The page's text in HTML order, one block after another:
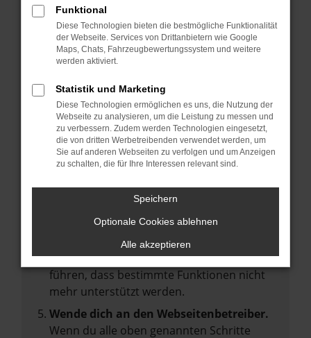
deine Suchmaschine?
Prüfe deine Browsererweiterungen.
Manche Erweiterungen, wie Werbeblocker,
können das Laden bestimmter Seiten
anderen Browser oder in einem privaten
Fenster?
Starte dein Gerät neu.
Das kann manchmal helfen,
vorübergehende Probleme zu beheben.
Stelle sicher, dass dein Browser und dein
Betriebssystem auf dem neuesten Stand
Veraltete Software birgt nicht nur ein
Sicherheitsrisiko, sondern kann auch dazu
führen, dass bestimmte Funktionen nicht
mehr unterstützt werden.
Wende dich an den Webseitenbetreiber.
Wenn du alle oben genannten Schritte
Funktional
Diese Technologien bieten die bestmögliche Funktionalität
der Webseite. Services von Drittanbietern wie Google
Maps, Chats, Fahrzeugbewertungssystem und weitere
werden aktiviert.
Statistik und Marketing
Diese Technologien ermöglichen es uns, die Nutzung der
Webseite zu analysieren, um die Leistung zu messen und
zu verbessern. Zudem werden Technologien eingesetzt,
die von dritten Werbetreibenden verwendet werden, um
Sie auf anderen Webseiten zu verfolgen und um Anzeigen
zu schalten, die für Ihre Interessen relevant sind.
Speichern
Optionale Cookies ablehnen
Alle akzeptieren